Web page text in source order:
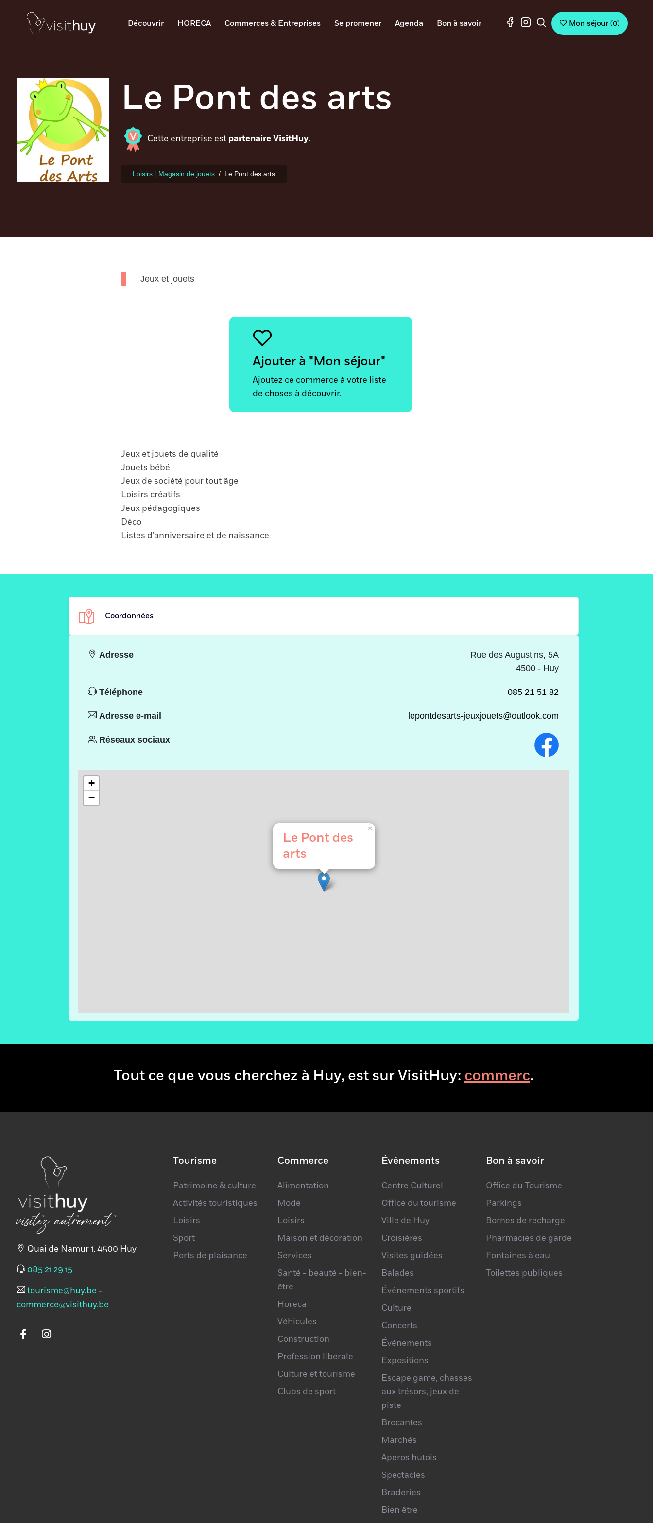
Découvrir HORECA Commerces & Entreprises Se promener Agenda Bon à savoir Mon séjour(0)
Le Pont des arts
Cette entreprise est partenaire VisitHuy.
Loisirs| Magasin de jouets Le Pont des arts
Jeux et jouets
Ajouter à "Mon séjour"
Ajoutez ce commerce à votre liste
de choses à découvrir.
Jeux et jouets de qualité
Jouets bébé
Jeux de société pour tout âge
Loisirs créatifs
Jeux pédagogiques
Déco
Listes d'anniversaire et de naissance
Coordonnées
Adresse
Rue des Augustins, 5A
4500 - Huy
Téléphone 085 21 51 82
Adresse e-mail lepontdesarts-jeuxjouets@outlook.com
Réseaux sociaux
Le Pont des
arts
×
+
−
Tout ce que vous cherchez à Huy, est sur VisitHuy:c.
visitez autrement
Quai de Namur 1, 4500 Huy
085 21 29 15
tourisme@huy.be -
commerce@visithuy.be
Tourisme
Patrimoine & culture
Activités touristiques
Loisirs
Sport
Ports de plaisance
Commerce
Alimentation
Mode
Loisirs
Maison et décoration
Services
Santé - beauté - bien-
être
Horeca
Véhicules
Construction
Profession libérale
Culture et tourisme
Clubs de sport
Événements
Centre Culturel
Office du tourisme
Ville de Huy
Croisières
Visites guidées
Balades
Événements sportifs
Culture
Concerts
Événements
Expositions
Escape game, chasses
aux trésors, jeux de
piste
Brocantes
Marchés
Apéros hutois
Spectacles
Braderies
Bien être
Bon à savoir
Office du Tourisme
Parkings
Bornes de recharge
Pharmacies de garde
Fontaines à eau
Toilettes publiques